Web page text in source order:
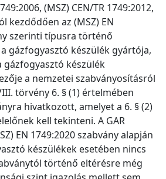
(MSZ) CEN/TR 1749:2012,
kezdődően az (MSZ) EN
szerinti típusra történő
gázfogyasztó készülék gyártója,
gázfogyasztó készülék
a nemzetei szabványosításról
törvény 6. § (1) értelmében
hivatkozott, amelyet a 6. § (2)
kell tekinteni. A GAR
EN 1749:2020 szabvány alapján
készülékek esetében nincs
történő eltérésre még